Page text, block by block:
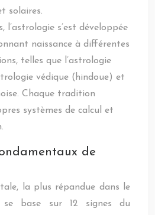
solaires.
l’astrologie s’est développée
naissance à différentes
telles que l’astrologie
védique (hindoue) et
Chaque tradition
systèmes de calcul et
de
la plus répandue dans le
se base sur 12 signes du